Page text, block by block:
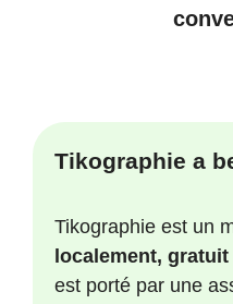
Tikographie a
Tikographie est un
localement,
est porté par une